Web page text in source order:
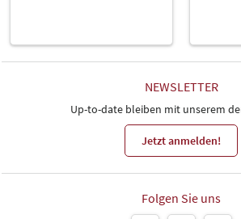
NEWSLETTER
Up-to-date bleiben mit unserem
Jetzt anmelden!
Folgen Sie uns